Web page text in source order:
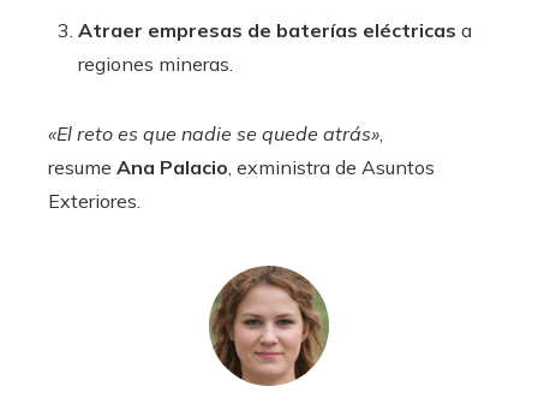
Atraer empresas de baterías eléctricas a
regiones mineras.
«El reto es que nadie se quede atrás»,
resume Ana Palacio, exministra de Asuntos
Exteriores.